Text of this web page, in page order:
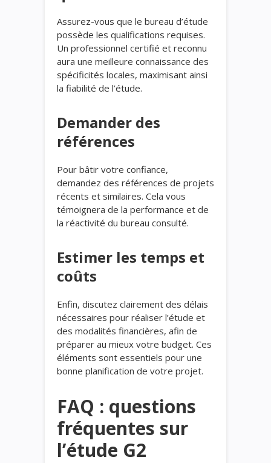
Assurez-vous que le bureau d’étude
possède les qualifications requises.
Un professionnel certifié et reconnu
aura une meilleure connaissance des
spécificités locales, maximisant ainsi
la fiabilité de l’étude.
Demander des
références
Pour bâtir votre confiance,
demandez des références de projets
récents et similaires. Cela vous
témoignera de la performance et de
la réactivité du bureau consulté.
Estimer les temps et
coûts
Enfin, discutez clairement des délais
nécessaires pour réaliser l’étude et
des modalités financières, afin de
préparer au mieux votre budget. Ces
éléments sont essentiels pour une
bonne planification de votre projet.
FAQ : questions
fréquentes sur
l’étude G2